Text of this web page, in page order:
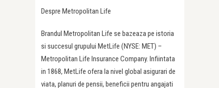
Despre Metropolitan Life
Brandul Metropolitan Life se bazeaza pe istoria
si succesul grupului MetLife (NYSE: MET) –
Metropolitan Life Insurance Company. Infiintata
in 1868, MetLife ofera la nivel global asigurari de
viata, planuri de pensii, beneficii pentru angajati